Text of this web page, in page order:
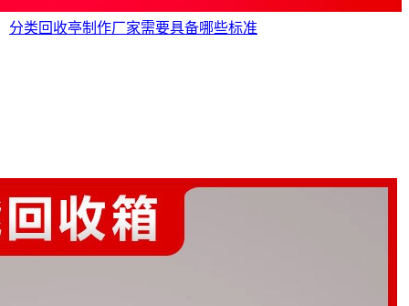
分类回收亭制作厂家需要具备哪些标准